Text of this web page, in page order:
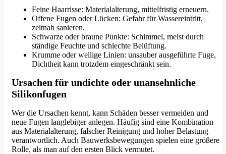
Feine Haarrisse: Materialalterung, mittelfristig erneuern.
Offene Fugen oder Lücken: Gefahr für Wassereintritt,
zeitnah sanieren.
Schwarze oder braune Punkte: Schimmel, meist durch
ständige Feuchte und schlechte Belüftung.
Krumme oder wellige Linien: unsauber ausgeführte Fuge,
Dichtheit kann trotzdem eingeschränkt sein.
Ursachen für undichte oder unansehnliche
Silikonfugen
Wer die Ursachen kennt, kann Schäden besser vermeiden und
neue Fugen langlebiger anlegen. Häufig sind eine Kombination
aus Materialalterung, falscher Reinigung und hoher Belastung
verantwortlich. Auch Bauwerksbewegungen spielen eine größere
Rolle, als man auf den ersten Blick vermutet.